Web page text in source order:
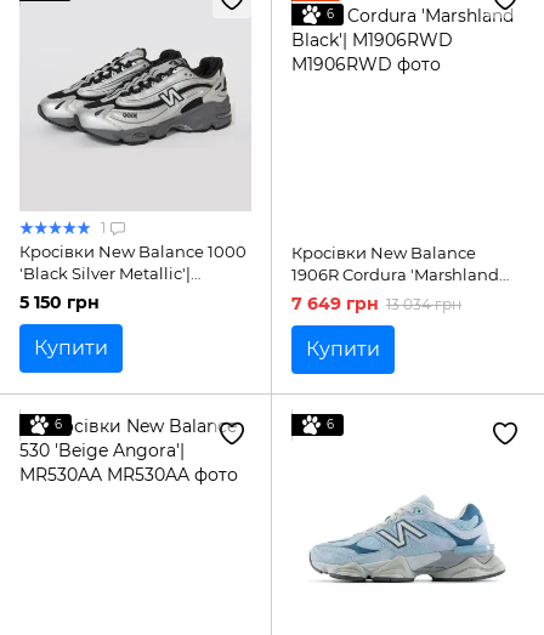
1
Кросівки New Balance 1000
'Black Silver Metallic'|
M1000EGR
5 150 грн
Купити
6
Кросівки New Balance
1906R Cordura 'Marshland
Black'| M1906RWD
7 649 грн 13 034 грн
Купити
6 6